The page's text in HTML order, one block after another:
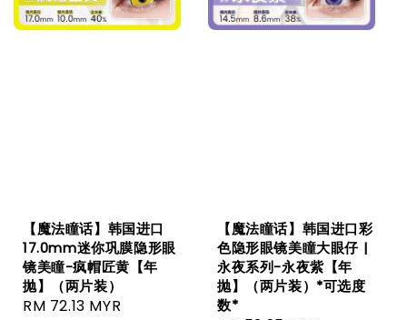
【魔法瞳话】韩国进口
17.0mm迷你巩膜隐形眼
镜美瞳-疯帽匠黄【年
抛】（两片装）
Sale
RM 72.13 MYR
【魔法瞳话】韩国进口彩
色隐形眼镜美瞳大眼仔 |
永夜系列-永夜紫【年
抛】（两片装）*可选度
数*